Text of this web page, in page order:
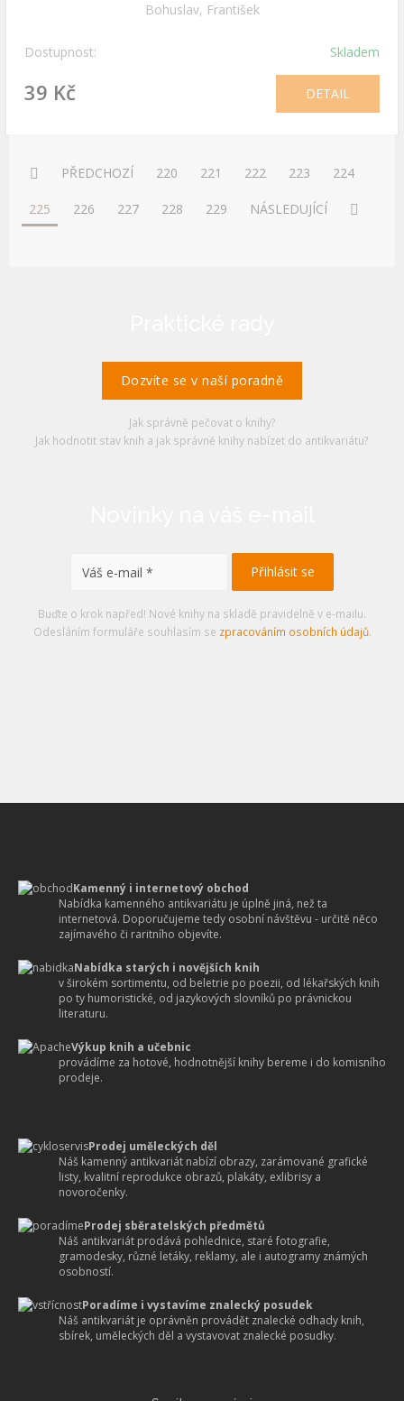
Bohuslav, František
Dostupnost: Skladem
39 Kč DETAIL
PŘEDCHOZÍ 220 221 222 223 224
225 226 227 228 229 NÁSLEDUJÍCÍ
Dozvíte se v naší poradně
Jak správně pečovat o knihy?
Jak hodnotit stav knih a jak správně knihy nabízet do antikvariátu?
Buďte o krok napřed! Nové knihy na skladě pravidelně v e-mailu.
Odesláním formuláře souhlasím se zpracováním osobních údajů.
Kamenný i internetový obchod
Nabídka kamenného antikvariátu je úplně jiná, než ta
internetová. Doporučujeme tedy osobní návštěvu - určitě něco
zajímavého či raritního objevíte.
Nabídka starých i novějších knih
v širokém sortimentu, od beletrie po poezii, od lékařských knih
po ty humoristické, od jazykových slovníků po právnickou
literaturu.
Výkup knih a učebnic
provádíme za hotové, hodnotnější knihy bereme i do komisního
prodeje.
Prodej uměleckých děl
Náš kamenný antikvariát nabízí obrazy, zarámované grafické
listy, kvalitní reprodukce obrazů, plakáty, exlibrisy a
novoročenky.
Prodej sběratelských předmětů
Náš antikvariát prodává pohlednice, staré fotografie,
gramodesky, různé letáky, reklamy, ale i autogramy známých
osobností.
Poradíme i vystavíme znalecký posudek
Náš antikvariát je oprávněn provádět znalecké odhady knih,
sbírek, uměleckých děl a vystavovat znalecké posudky.